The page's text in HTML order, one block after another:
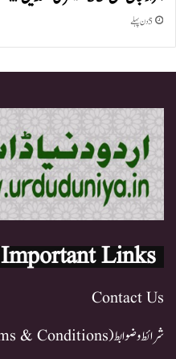
5 دن پہلے
Important Links
Contact Us
شرائط و ضوابط (Terms & Conditions)